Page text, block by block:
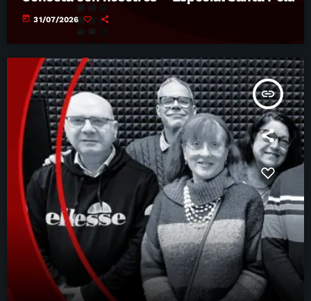
today 31/07/2026
insert_link